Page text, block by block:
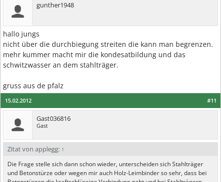
gunther1948
hallo jungs
nicht über die durchbiegung streiten die kann man begrenzen.
mehr kummer macht mir die kondesatbildung und das
schwitzwasser an dem stahlträger.
gruss aus de pfalz
#11
15.02.2012
Gast036816
Gast
Zitat von applegg: ↑
Die Frage stelle sich dann schon wieder, unterscheiden sich Stahlträger
und Betonstürze oder wegen mir auch Holz-Leimbinder so sehr, dass bei